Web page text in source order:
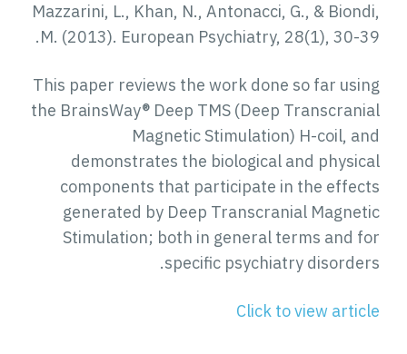
Mazzarini, L., Khan, N., Antonacci, G., & Biondi,
M. (2013). European Psychiatry, 28(1), 30-39.
This paper reviews the work done so far using
the BrainsWay® Deep TMS (Deep Transcranial
Magnetic Stimulation) H-coil, and
demonstrates the biological and physical
components that participate in the effects
generated by Deep Transcranial Magnetic
Stimulation; both in general terms and for
specific psychiatry disorders.
Click to view article